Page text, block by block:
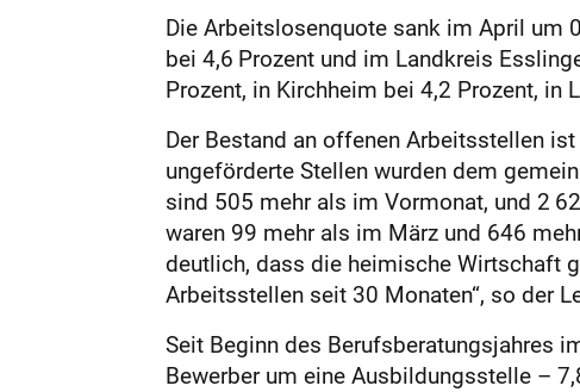
Die Arbeitslosenquote sank im April um
bei 4,6 Prozent und im Landkreis
Prozent, in Kirchheim bei 4,2 Prozent, in
Der Bestand an offenen Arbeitsstellen
ungeförderte Stellen wurden dem
sind 505 mehr als im Vormonat, und 2
waren 99 mehr als im März und 646
deutlich, dass die heimische Wirtschaft
Arbeitsstellen seit 30 Monaten“, so der
Seit Beginn des Berufsberatungsjahres
Bewerber um eine Ausbildungsstelle –